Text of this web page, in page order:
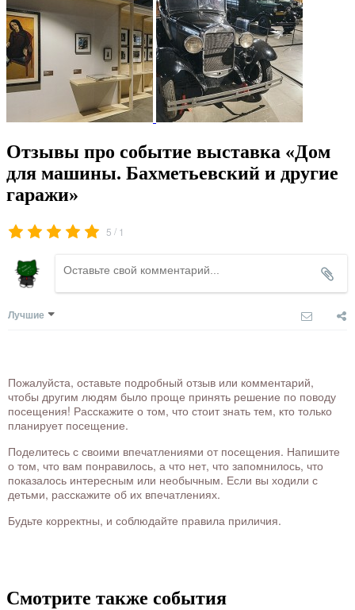
Отзывы про событие выставка «Дом
для машины. Бахметьевский и другие
гаражи»
5 / 1
Лучшие
Пожалуйста, оставьте подробный отзыв или комментарий,
чтобы другим людям было проще принять решение по поводу
посещения! Расскажите о том, что стоит знать тем, кто только
планирует посещение.
Поделитесь с своими впечатлениями от посещения. Напишите
о том, что вам понравилось, а что нет, что запомнилось, что
показалось интересным или необычным. Если вы ходили с
детьми, расскажите об их впечатлениях.
Будьте корректны, и соблюдайте правила приличия.
Смотрите также события